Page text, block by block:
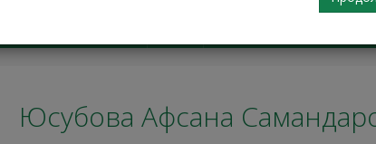
Телемедицинские
Юсубова Афсана